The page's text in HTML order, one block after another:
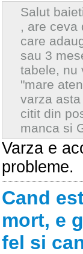
Salut
, are ceva
care
sau 3
tabele, nu
"mare
varza
citit din
manca si
Varza e
probleme.
Cand
mort, e
fel si